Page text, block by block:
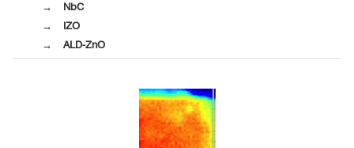
→ NbC
→ IZO
→ ALD-ZnO